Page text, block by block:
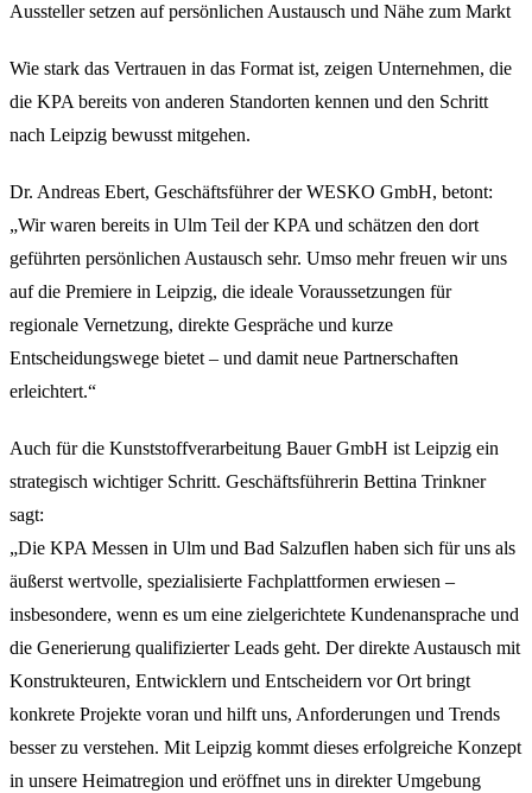
Aussteller setzen auf persönlichen Austausch und Nähe zum Markt
Wie stark das Vertrauen in das Format ist, zeigen Unternehmen, die
die KPA bereits von anderen Standorten kennen und den Schritt
nach Leipzig bewusst mitgehen.
Dr. Andreas Ebert, Geschäftsführer der WESKO GmbH, betont:
„Wir waren bereits in Ulm Teil der KPA und schätzen den dort
geführten persönlichen Austausch sehr. Umso mehr freuen wir uns
auf die Premiere in Leipzig, die ideale Voraussetzungen für
regionale Vernetzung, direkte Gespräche und kurze
Entscheidungswege bietet – und damit neue Partnerschaften
erleichtert.“
Auch für die Kunststoffverarbeitung Bauer GmbH ist Leipzig ein
strategisch wichtiger Schritt. Geschäftsführerin Bettina Trinkner
sagt:
„Die KPA Messen in Ulm und Bad Salzuflen haben sich für uns als
äußerst wertvolle, spezialisierte Fachplattformen erwiesen –
insbesondere, wenn es um eine zielgerichtete Kundenansprache und
die Generierung qualifizierter Leads geht. Der direkte Austausch mit
Konstrukteuren, Entwicklern und Entscheidern vor Ort bringt
konkrete Projekte voran und hilft uns, Anforderungen und Trends
besser zu verstehen. Mit Leipzig kommt dieses erfolgreiche Konzept
in unsere Heimatregion und eröffnet uns in direkter Umgebung